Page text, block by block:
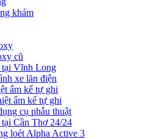
khám
cũ
tại Vĩnh Long
xe lăn điện
ẩm kế tự ghi
ẩm kế tự ghi
cụ phẫu thuật
Cần Thơ 24/24
loét Alpha Active 3